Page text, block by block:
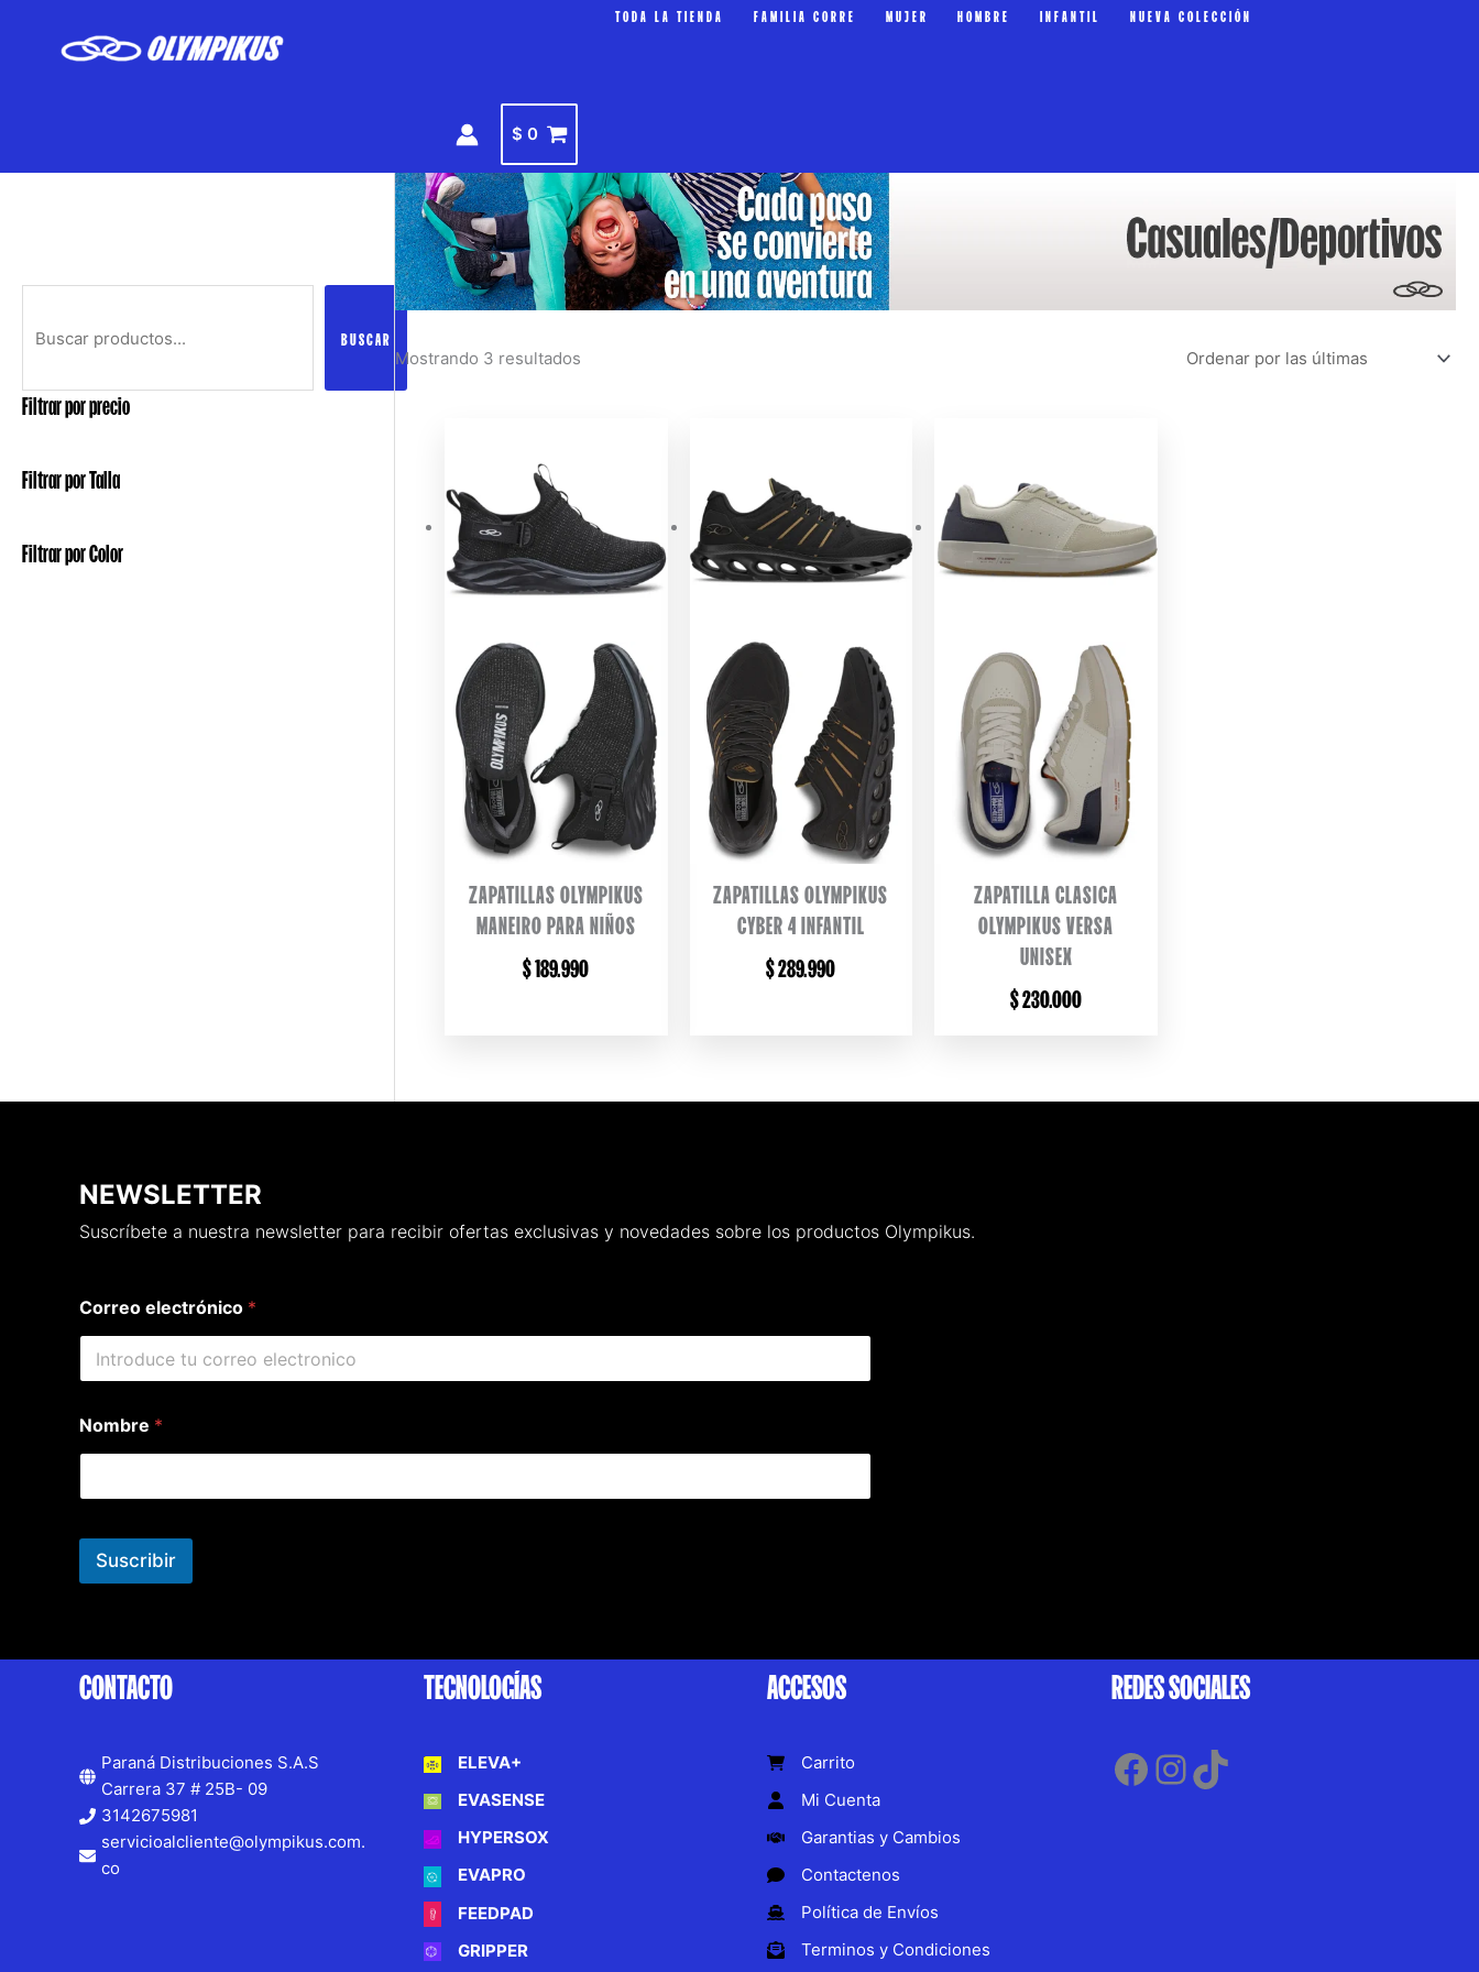
contenido
TODA LA TIENDA FAMILIA CORRE MUJER HOMBRE INFANTIL NUEVA COLECCIÓN
$ 0
BUSCAR
Filtrar por precio
Filtrar por Talla
Filtrar por Color
Mostrando 3 resultados
ZAPATILLAS OLYMPIKUS
MANEIRO PARA NIÑOS
$189.990
ZAPATILLAS OLYMPIKUS
CYBER 4 INFANTIL
$289.990
ZAPATILLA CLASICA
OLYMPIKUS VERSA
UNISEX
$230.000
NEWSLETTER
Suscríbete a nuestra newsletter para recibir ofertas exclusivas y novedades sobre los productos Olympikus.
Correo electrónico *
Nombre *
Suscribir
CONTACTO
Paraná Distribuciones S.A.S
Carrera 37 # 25B- 09
3142675981
servicioalcliente@olympikus.com.
co
TECNOLOGÍAS
ELEVA+
EVASENSE
HYPERSOX
EVAPRO
FEEDPAD
GRIPPER
ACCESOS
Carrito
Mi Cuenta
Garantias y Cambios
Contactenos
Política de Envíos
Terminos y Condiciones
REDES SOCIALES
Facebook
Instagram
TikTok